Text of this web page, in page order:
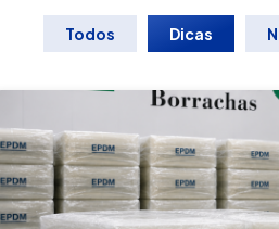
Todos Dicas